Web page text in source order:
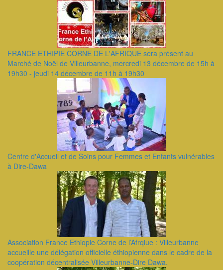
FRANCE ETHIPIE CORNE DE L'AFRIQUE sera présent au
Marché de Noël de Villeurbanne, mercredi 13 décembre de 15h à
19h30 - jeudi 14 décembre de 11h à 19h30
Centre d'Accueil et de Soins pour Femmes et Enfants vulnérables
à Dire-Dawa
Association France Ethiopie Corne de l’Afrqiue : Villeurbanne
accueille une délégation officielle éthiopienne dans le cadre de la
coopération décentralisée Villeurbanne-Dire Dawa.